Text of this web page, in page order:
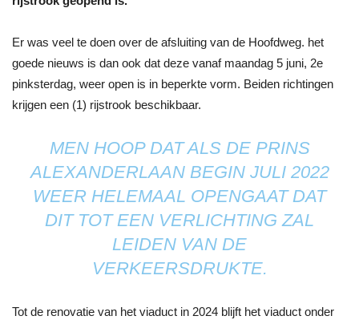
Er was veel te doen over de afsluiting van de Hoofdweg. het
goede nieuws is dan ook dat deze vanaf maandag 5 juni, 2e
pinksterdag, weer open is in beperkte vorm. Beiden richtingen
krijgen een (1) rijstrook beschikbaar.
MEN HOOP DAT ALS DE PRINS
ALEXANDERLAAN BEGIN JULI 2022
WEER HELEMAAL OPENGAAT DAT
DIT TOT EEN VERLICHTING ZAL
LEIDEN VAN DE
VERKEERSDRUKTE.
Tot de renovatie van het viaduct in 2024 blijft het viaduct onder